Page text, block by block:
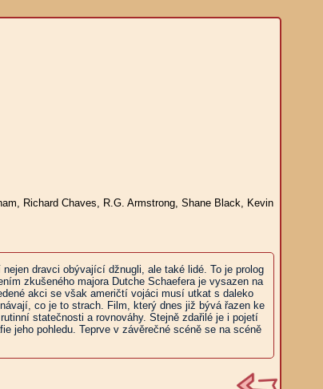
Richard Chaves, R.G. Armstrong, Shane Black, Kevin
dravci obývající džnugli, ale také lidé. To je prolog
zkušeného majora Dutche Schaefera je vysazen na
akci se však američtí vojáci musí utkat s daleko
co je to strach. Film, který dnes již bývá řazen ke
statečnosti a rovnováhy. Stejně zdařilé je i pojetí
jeho pohledu. Teprve v závěrečné scéně se na scéně